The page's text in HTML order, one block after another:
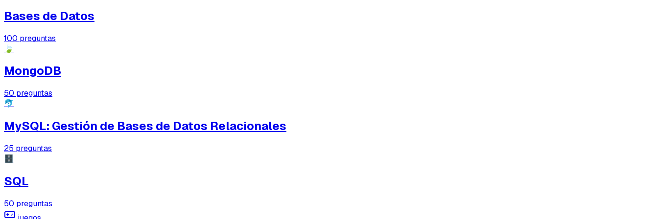
Bases de Datos
100 preguntas
🍃
MongoDB
50 preguntas
🐬
MySQL: Gestión de Bases de Datos Relacionales
25 preguntas
🗄️
SQL
50 preguntas